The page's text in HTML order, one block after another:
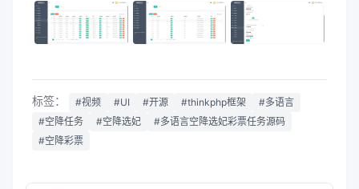
标签： #视频 #UI #开源 #thinkphp框架
#多语言
#空降任务
#空降选妃
#多语言空降选妃彩票任务源码
#空降彩票